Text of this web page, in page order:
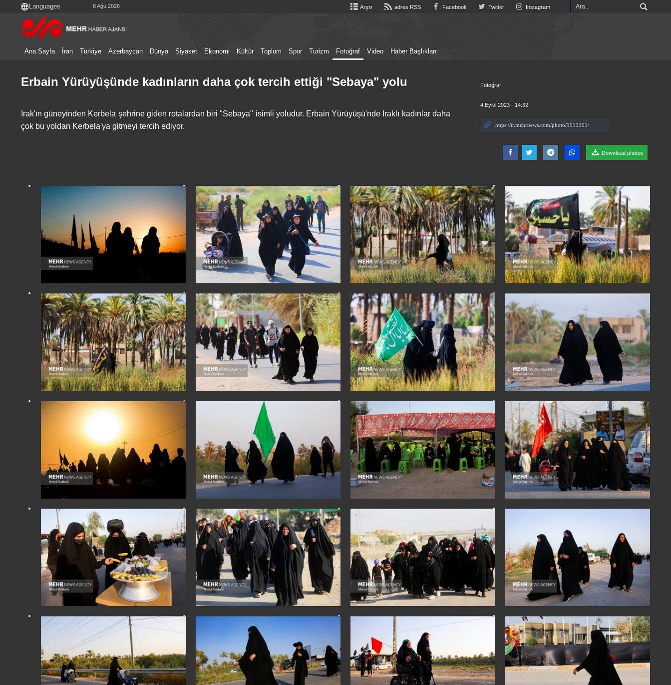
8 Ağu 2026 Arşiv adres RSS Facebook Twitter Instagram
Ana Sayfa İran Türkiye Azerbaycan Dünya Siyaset Ekonomi Kültür Toplum Spor Turizm Fotoğraf Video Haber Başlıkları
Fotoğraf
4 Eylül 2023 - 14:32
Download photos
Erbain Yürüyüşünde kadınların daha çok tercih ettiği "Sebaya" yolu
Irak'ın güneyinden Kerbela şehrine giden rotalardan biri "Sebaya" isimli yoludur. Erbain Yürüyüşü'nde Iraklı kadınlar daha
çok bu yoldan Kerbela'ya gitmeyi tercih ediyor.